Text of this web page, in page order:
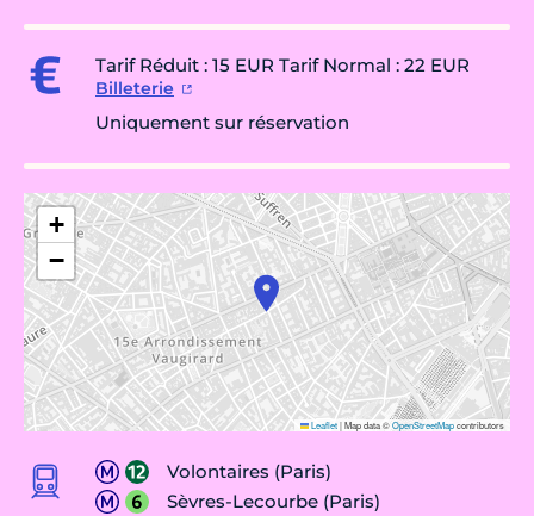
Tarif Réduit : 15 EUR Tarif Normal : 22 EUR
Billeterie
Uniquement sur réservation
+
−
Leaflet|Map data ©OpenStreetMapcontributors
Volontaires (Paris)
Sèvres-Lecourbe (Paris)